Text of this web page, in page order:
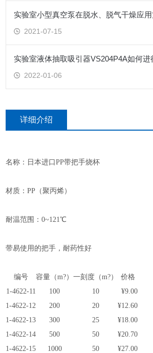
实验室小型真空泵在脱水、脱气干燥应
2021-07-15
实验室液体抽取吸引器VS204P4A如何进
2022-01-06
详细介绍
名称：日本进口PP带把手烧杯
材质：PP（聚丙烯）
耐温范围：0~121℃
带易使用的把手，耐药性好
编号 容量（m?）一刻度（m?）
价格
1-4622-11
100 10
¥9.00
1-4622-12
200 20
¥12.60
1-4622-13
300 25
¥18.00
1-4622-14
500 50
¥20.70
1-4622-15
1000 50
¥27.00